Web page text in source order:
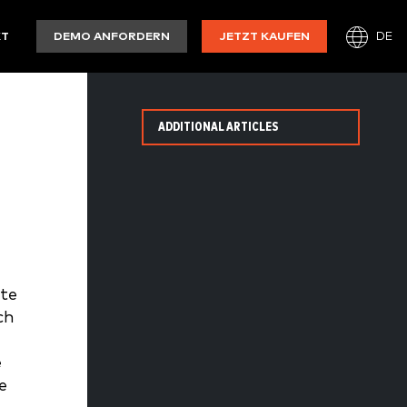
DEMO ANFORDERN JETZT KAUFEN DE
ADDITIONAL ARTICLES